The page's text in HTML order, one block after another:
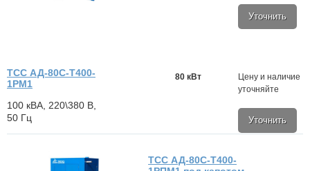
Уточнить
ТСС АД-80С-Т400-
1РМ1
100 кВА, 220\380 В,
50 Гц
Цену и наличие
уточняйте
Уточнить
80 кВт
ТСС АД-80С-Т400-